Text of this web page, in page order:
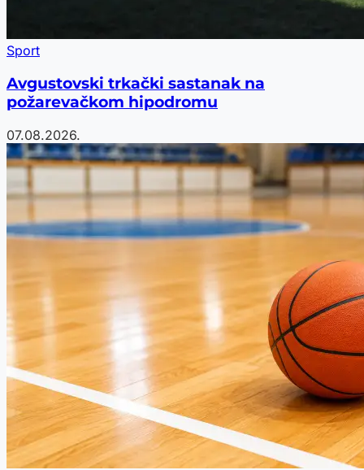
Sport
Avgustovski trkački sastanak na
požarevačkom hipodromu
07.08.2026.